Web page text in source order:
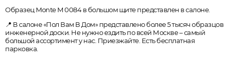
Образец Monte M 0084 в большом щите представлен в салоне.
📍 В салоне «Пол Вам В Дом» представлено более 5 тысяч образцов
инженерной доски. Не нужно ездить по всей Москве – самый
большой ассортимент у нас. Приезжайте. Есть бесплатная
парковка.